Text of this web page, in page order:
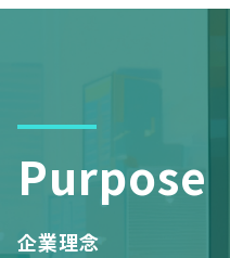
Purpose
企業理念